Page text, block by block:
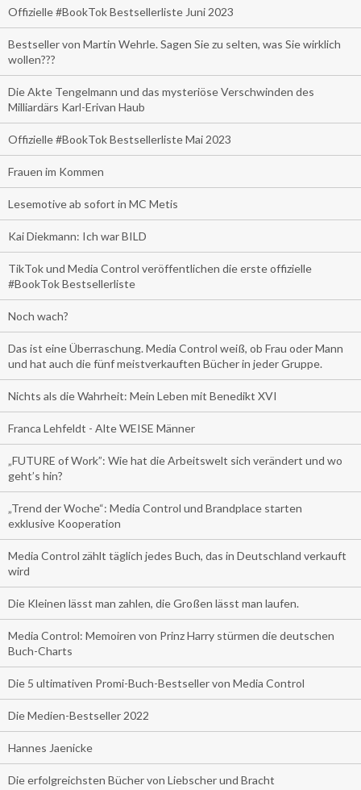
Offizielle #BookTok Bestsellerliste Juni 2023
Bestseller von Martin Wehrle. Sagen Sie zu selten, was Sie wirklich
wollen???
Die Akte Tengelmann und das mysteriöse Verschwinden des
Milliardärs Karl-Erivan Haub
Offizielle #BookTok Bestsellerliste Mai 2023
Frauen im Kommen
Lesemotive ab sofort in MC Metis
Kai Diekmann: Ich war BILD
TikTok und Media Control veröffentlichen die erste offizielle
#BookTok Bestsellerliste
Noch wach?
Das ist eine Überraschung. Media Control weiß, ob Frau oder Mann
und hat auch die fünf meistverkauften Bücher in jeder Gruppe.
Nichts als die Wahrheit: Mein Leben mit Benedikt XVI
Franca Lehfeldt - Alte WEISE Männer
„FUTURE of Work”: Wie hat die Arbeitswelt sich verändert und wo
geht’s hin?
„Trend der Woche“: Media Control und Brandplace starten
exklusive Kooperation
Media Control zählt täglich jedes Buch, das in Deutschland verkauft
wird
Die Kleinen lässt man zahlen, die Großen lässt man laufen.
Media Control: Memoiren von Prinz Harry stürmen die deutschen
Buch-Charts
Die 5 ultimativen Promi-Buch-Bestseller von Media Control
Die Medien-Bestseller 2022
Hannes Jaenicke
Die erfolgreichsten Bücher von Liebscher und Bracht